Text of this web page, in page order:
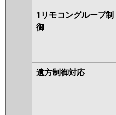
1リモコングループ制
御
遠方制御対応